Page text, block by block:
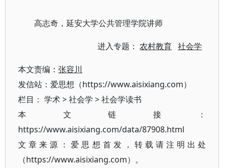
高志奇，延安大学公共管理学院讲师
进入专题：农村教育 社会学
本文责编： 张容川
发信站：爱思想（https://www.aisixiang.com）
栏目： 学术>社会学 >社会学读书
本文链接：
https://www.aisixiang.com/data/87908.html
文章来源：爱思想首发，转载请注明出处
（https://www.aisixiang.com）。